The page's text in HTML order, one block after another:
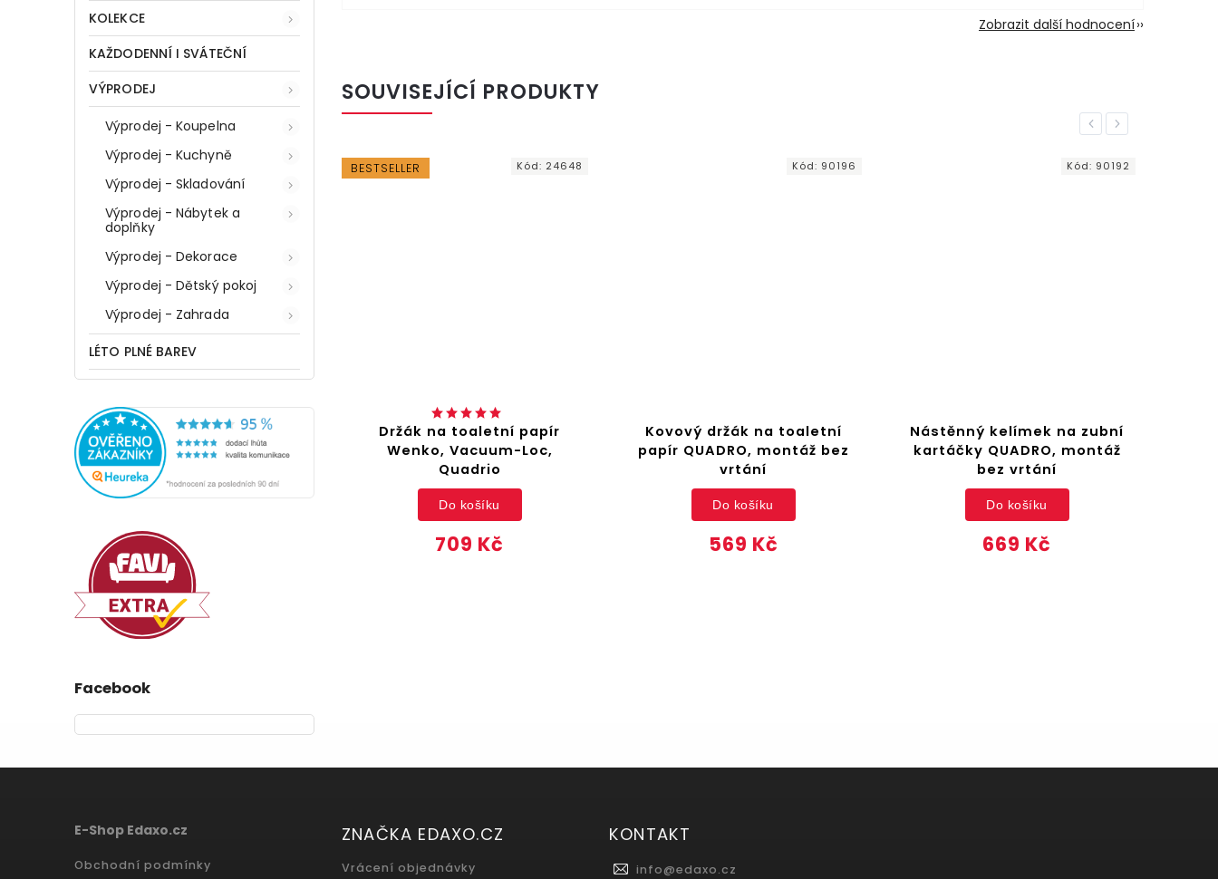
KOLEKCE
KAŽDODENNÍ I SVÁTEČNÍ
VÝPRODEJ
Výprodej - Koupelna
Výprodej - Kuchyně
Výprodej - Skladování
Výprodej - Nábytek a
doplňky
Výprodej - Dekorace
Výprodej - Dětský pokoj
Výprodej - Zahrada
LÉTO PLNÉ BAREV
Facebook
Zobrazit další hodnocení
SOUVISEJÍCÍ PRODUKTY
Previous
BESTSELLER
Držák na fén QUADRO,
Vacuum-Loc
Do košíku
BESTSELLER
Držák na toaletní papír
Wenko, Vacuum-Loc,
Quadrio
709 Kč
Do košíku
Kód: 24648
Kovový držák na toaletní
papír QUADRO, montáž bez
vrtání
569 Kč
Do košíku
Kód: 90196
Nástěnný kelímek na zubní
kartáčky QUADRO, montáž
bez vrtání
669 Kč
Do košíku
Kód: 90192
Next
E-Shop Edaxo.cz
Obchodní podmínky
ZNAČKA EDAXO.CZ
Vrácení objednávky
KONTAKT
info@edaxo.cz